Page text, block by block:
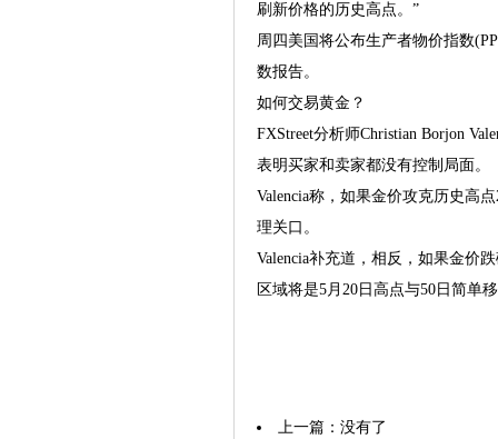
刷新价格的历史高点。”
周四美国将公布生产者物价指数
数报告。
如何交易黄金？
FXStreet分析师Christian Borjon
表明买家和卖家都没有控制局面。
Valencia称，如果金价攻克历史高
理关口。
Valencia补充道，相反，如果金价
区域将是5月20日高点与50日简单
上一篇：没有了